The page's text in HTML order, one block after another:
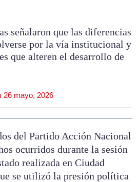
señalaron que las diferencias
por la vía institucional y
que alteren el desarrollo de
26 mayo, 2026
del Partido Acción Nacional
ocurridos durante la sesión
realizada en Ciudad
se utilizó la presión política